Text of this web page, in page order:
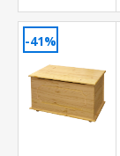
-41%